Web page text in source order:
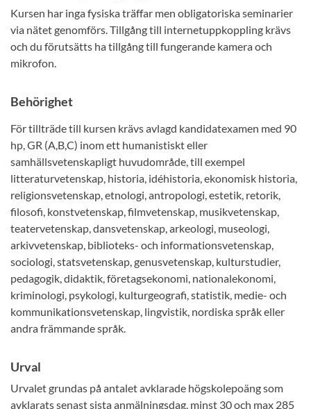
Kursen har inga fysiska träffar men obligatoriska seminarier
via nätet genomförs. Tillgång till internetuppkoppling krävs
och du förutsätts ha tillgång till fungerande kamera och
mikrofon.
Behörighet
För tillträde till kursen krävs avlagd kandidatexamen med 90
hp, GR (A,B,C) inom ett humanistiskt eller
samhällsvetenskapligt huvudområde, till exempel
litteraturvetenskap, historia, idéhistoria, ekonomisk historia,
religionsvetenskap, etnologi, antropologi, estetik, retorik,
filosofi, konstvetenskap, filmvetenskap, musikvetenskap,
teatervetenskap, dansvetenskap, arkeologi, museologi,
arkivvetenskap, biblioteks- och informationsvetenskap,
sociologi, statsvetenskap, genusvetenskap, kulturstudier,
pedagogik, didaktik, företagsekonomi, nationalekonomi,
kriminologi, psykologi, kulturgeografi, statistik, medie- och
kommunikationsvetenskap, lingvistik, nordiska språk eller
andra främmande språk.
Urval
Urvalet grundas på antalet avklarade högskolepoäng som
avklarats senast sista anmälningsdag, minst 30 och max 285